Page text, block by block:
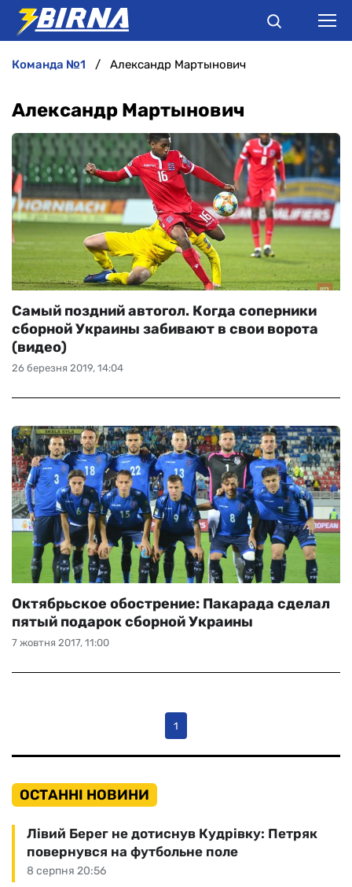
ІНТЕРВ'Ю
РІЗНЕ
БУКМЕКЕРИ
команда №1 Александр Мартынович
Александр Мартынович
26 березня 2019, 14:04
Самый поздний автогол. Когда соперники
сборной Украины забивают в свои ворота
(видео)
7 жовтня 2017, 11:00
Октябрьское обострение: Пакарада сделал
пятый подарок сборной Украины
1
ОСТАННІ НОВИНИ
8 серпня 20:56
Лівий Берег не дотиснув Кудрівку: Петряк
повернувся на футбольне поле